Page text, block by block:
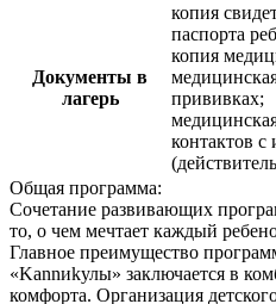
Документы в
лагерь
копия
паспорта
копия
прививках;
контактов
Общая программа:
Сочетание развивающих
то, о чем мечтает каждый
Главное преимущество
«Kannиkулы» заключается в
комфорта. Организация